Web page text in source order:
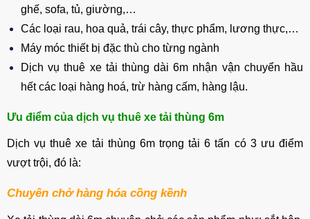
ghế, sofa, tủ, giường,…
Các loại rau, hoa quả, trái cây, thực phẩm, lương thực,…
Máy móc thiết bị đặc thù cho từng ngành
Dịch vụ thuê xe tải thùng dài 6m nhận vận chuyển hầu
hết các loại hàng hoá, trừ hàng cấm, hàng lậu.
Ưu điểm của dịch vụ thuê xe tải thùng 6m
Dịch vụ thuê xe tải thùng 6m trọng tải 6 tấn có 3 ưu điểm
vượt trội, đó là:
Chuyên chở hàng hóa cồng kềnh